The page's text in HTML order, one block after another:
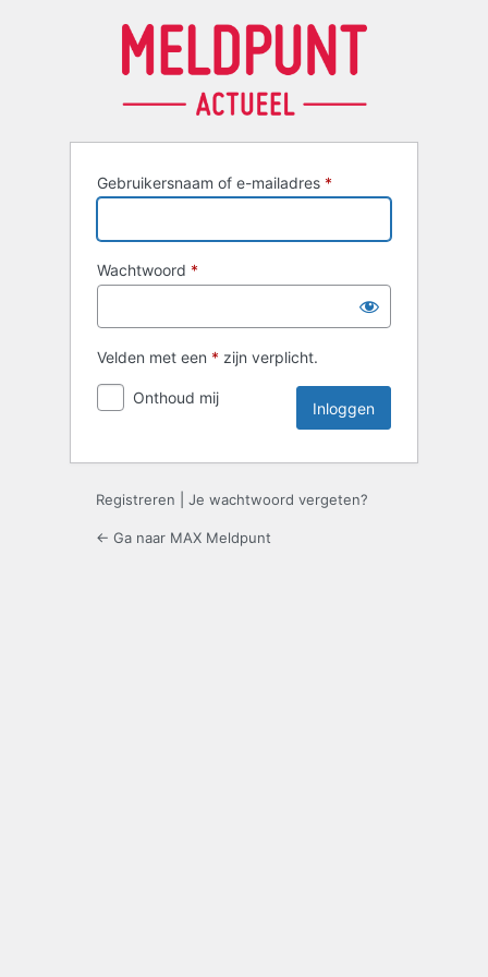
Gebruikersnaam of e-mailadres *
Wachtwoord *
Velden met een * zijn verplicht.
Onthoud mij
Registreren Je wachtwoord vergeten?
← Ga naar MAX Meldpunt